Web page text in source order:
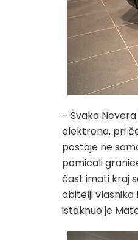
– Svaka
elektrona, pri
postaje ne
pomicali
čast imati kraj
obitelji vlasnika
istaknuo je